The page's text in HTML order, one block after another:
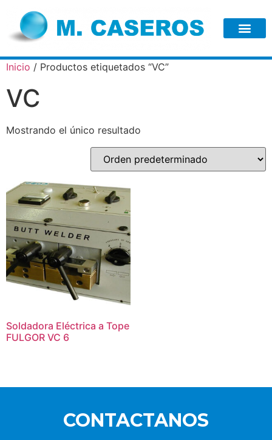
Inicio / Productos etiquetados “VC”
VC
Mostrando el único resultado
Soldadora Eléctrica a Tope
FULGOR VC 6
CONTACTANOS